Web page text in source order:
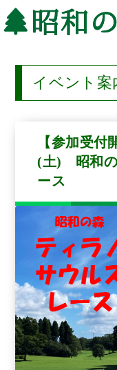
イベント案
【参加受
(土) 昭和の
ース